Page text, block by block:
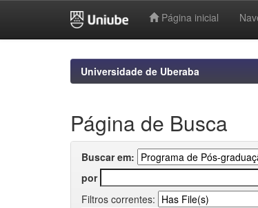
Página inicial
Universidade de Uberaba
Página de Busca
Buscar em:
por
Filtros correntes: